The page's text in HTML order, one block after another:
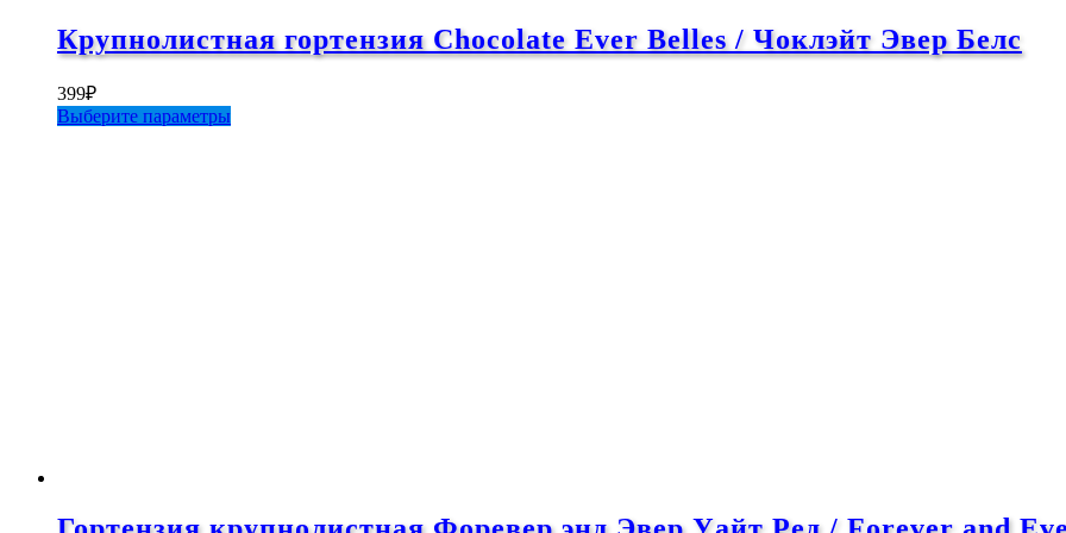
Крупнолистная гортензия Chocolate Ever Belles / Чоклэйт Эвер Белс
399₽
Выберите параметры